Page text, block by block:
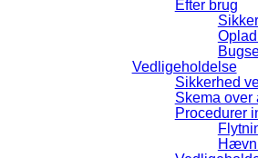
Efter brug
Vedligeholdelse
Sikkerhed
Skema
Procedurer